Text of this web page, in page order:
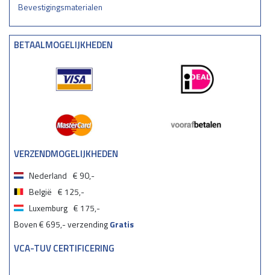
Bevestigingsmaterialen
BETAALMOGELIJKHEDEN
VERZENDMOGELIJKHEDEN
Nederland € 90,-
België € 125,-
Luxemburg € 175,-
Boven € 695,- verzendingGratis
VCA-TUV CERTIFICERING